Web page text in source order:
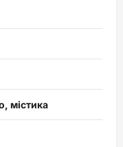
містика